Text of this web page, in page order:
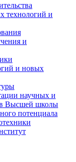
технологий и
и
и новых
научных и
Высшей школы
потенциала